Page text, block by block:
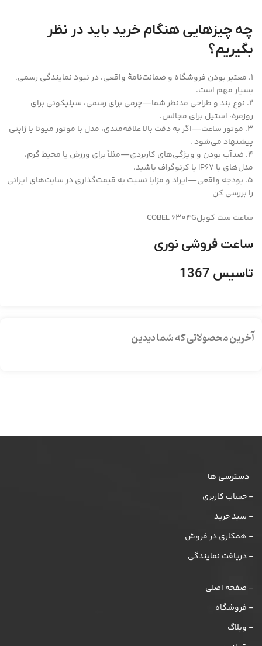
چه چیزهایی هنگام خرید باید در نظر
بگیریم؟
1. معتبر بودن فروشگاه و ضمانت‌نامۀ واقعی، در نبود نمایندگی رسمی،
بسیار مهم است.
2. نوع بند و طراحی مدنظر شما—چرمی برای رسمی، سیلیکونی برای
روزمره، استیل برای مجالس.
3. موتور ساعت—اگر به دقت بالا علاقه‌مندی، مدل با موتور میوتا یا ژاپنی
پیشنهاد می‌شود .
4. ضدآب بودن و ویژگی‌های کاربردی—مثلاً برای ورزش یا محیط گرم،
مدل‌های با IP67 یا کرنوگراف باشید.
5. بودجه واقعی—ایراد و مزایا نسبت به قیمت‌گذاری در سایت‌های ایرانی
را بررسی کن
ساعت ست کوبلCOBEL 6304G
ساعت فروشی نوری
تاسیس 1367
آخرین محصولاتی که شما دیدین
دسترسی ها
- حساب کاربری
- سبد خرید
- همکاری در فروش
- دریافت نمایندگی
- صفحه اصلی
- فروشگاه
- وبلاگ